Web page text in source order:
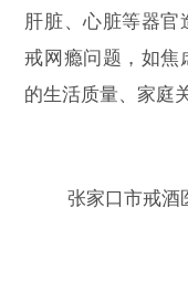
肝脏、心脏等器官
戒网瘾问题，如焦
的生活质量、家庭
张家口市戒酒